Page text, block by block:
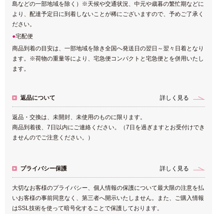
島などの一部地域を除く）※天候や交通状況、中元や歳暮の繁忙期などに
より、配達予定日に到着しないことが稀にございますので、予めご了承く
ださい。
宅配便
商品到着の目安は、一部地域を除き全国へ発送日の翌日～翌々日着となり
ます。※荷物の重量等により、宅急便コンパクトと宅急便とを併用いたし
ます。
返品について 詳しく見る
返品・交換は、未開封、未使用のものに限ります。
商品到着後、7日以内にご連絡ください。（7日を過ぎますとお受付けでき
ませんのでご注意ください。）
プライバシー保護 詳しく見る
大切なお客様のプライバシー、個人情報の保護について最大限の注意を払
いお客様の事前同意なく、第三者へ開示いたしません。また、ご購入情報
はSSL技術を使って暗号化することで保護しております。